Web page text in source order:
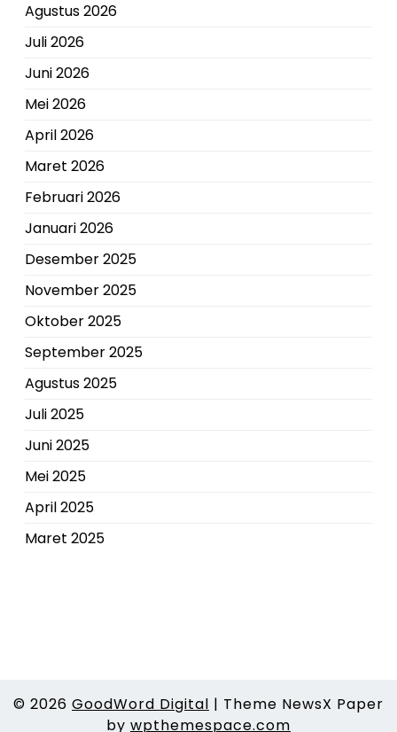
Agustus 2026
Juli 2026
Juni 2026
Mei 2026
April 2026
Maret 2026
Februari 2026
Januari 2026
Desember 2025
November 2025
Oktober 2025
September 2025
Agustus 2025
Juli 2025
Juni 2025
Mei 2025
April 2025
Maret 2025
© 2026 GoodWord Digital | Theme NewsX Paper
by wpthemespace.com